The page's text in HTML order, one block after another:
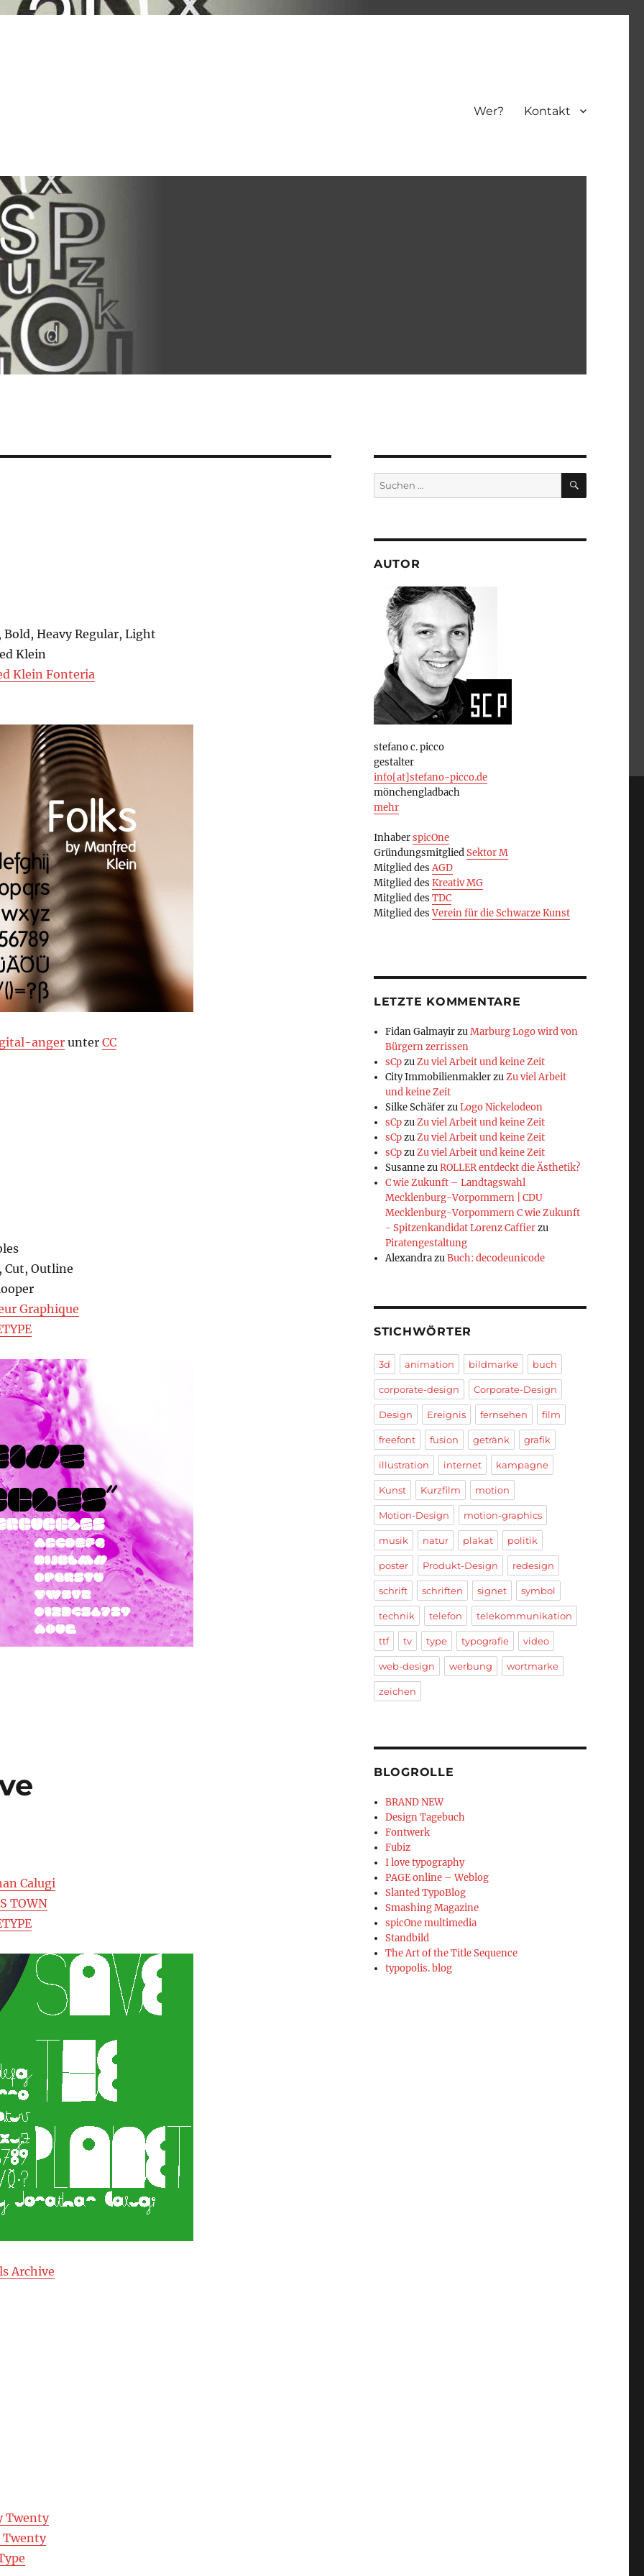
Wer? Kontakt
Heavy Regular, Light
Klein
Klein Fonteria
angerunter CC
Cut, Outline
Graphique
Calugi
TOWN
Archive
Twenty
Twenty
Suchen
nach:
SUCHEN
AUTOR
stefano c. picco
gestalter
info[at]stefano-picco.de
mönchengladbach
mehr
InhaberspicOne
GründungsmitgliedSektor M
Mitglied desAGD
Mitglied des Kreativ MG
Mitglied des TDC
Mitglied desVerein für die Schwarze Kunst
LETZTE KOMMENTARE
Fidan GalmayirzuMarburg Logo wird von
Bürgern zerrissen
sCpzuZu viel Arbeit und keine Zeit
City ImmobilienmaklerzuZu viel Arbeit
und keine Zeit
Silke SchäferzuLogo Nickelodeon
sCpzuZu viel Arbeit und keine Zeit
sCpzuZu viel Arbeit und keine Zeit
sCpzuZu viel Arbeit und keine Zeit
SusannezuROLLER entdeckt die Ästhetik?
C wie Zukunft – Landtagswahl
Mecklenburg-Vorpommern | CDU
Mecklenburg-Vorpommern C wie Zukunft
- Spitzenkandidat Lorenz Caffierzu
Piratengestaltung
AlexandrazuBuch: decodeunicode
STICHWÖRTER
3d animation bildmarke buch
corporate-design Corporate-Design
Design Ereignis fernsehen film
freefont fusion getränk grafik
illustration internet kampagne
Kunst Kurzfilm motion
Motion-Design motion-graphics
musik natur plakat politik
poster Produkt-Design redesign
schrift schriften signet symbol
technik telefon telekommunikation
ttf tv type typografie video
web-design werbung wortmarke
zeichen
BLOGROLLE
BRAND NEW
Design Tagebuch
Fontwerk
Fubiz
I love typography
PAGE online – Weblog
Slanted TypoBlog
Smashing Magazine
spicOne multimedia
Standbild
The Art of the Title Sequence
typopolis. blog